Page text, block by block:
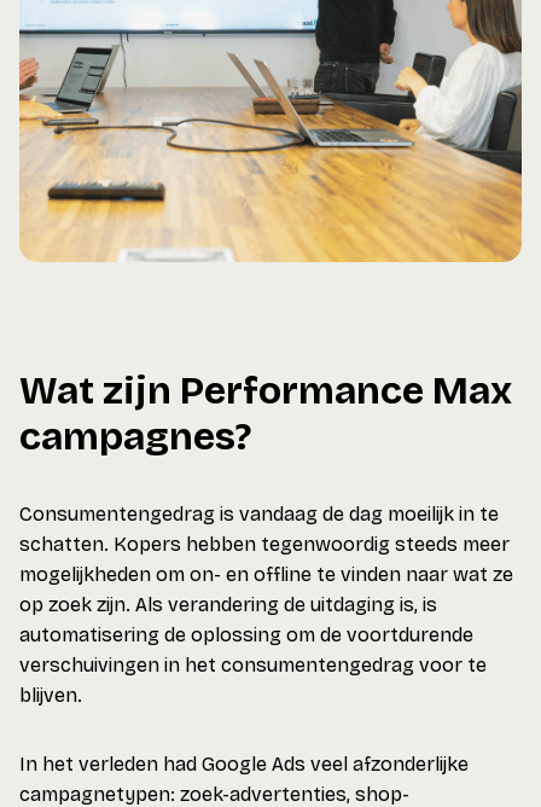
Wat zijn Performance Max
campagnes?
Consumentengedrag is vandaag de dag moeilijk in te
schatten. Kopers hebben tegenwoordig steeds meer
mogelijkheden om on- en offline te vinden naar wat ze
op zoek zijn. Als verandering de uitdaging is, is
automatisering de oplossing om de voortdurende
verschuivingen in het consumentengedrag voor te
blijven.
In het verleden had Google Ads veel afzonderlijke
campagnetypen: zoek-advertenties, shop-